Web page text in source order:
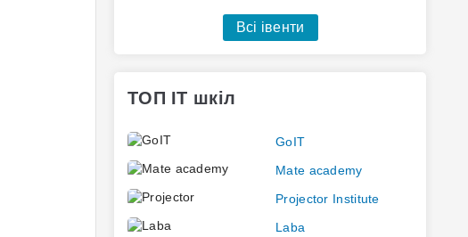
Всі івенти
ТОП IT шкіл
GoIT
Mate academy
Projector Institute
Laba